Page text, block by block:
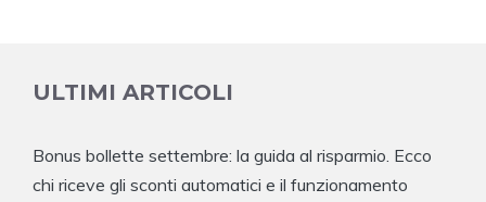
ULTIMI ARTICOLI
Bonus bollette settembre: la guida al risparmio. Ecco
chi riceve gli sconti automatici e il funzionamento